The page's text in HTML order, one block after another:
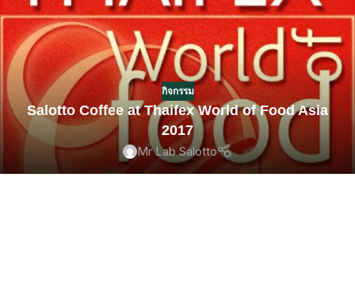
กิจกรรม
Salotto Coffee at Thaifex World of Food Asia
2017
Mr Lab Salotto